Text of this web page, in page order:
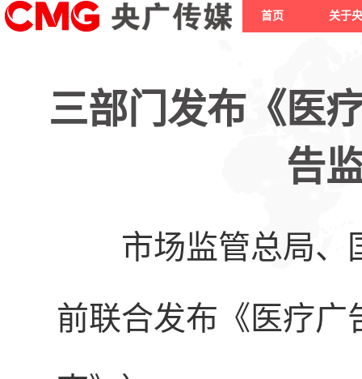
首页 关于
三部门发布《医
告
市场监管总局、
前联合发布《医疗